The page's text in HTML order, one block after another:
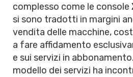
complesso come le console
si sono tradotti in margini
vendita delle macchine,
a fare affidamento
e sui servizi in
modello dei servizi ha